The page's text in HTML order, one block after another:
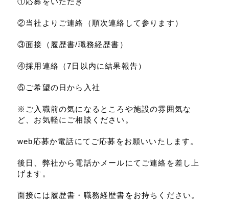
②当社よりご連絡（順次連絡して参ります）
③面接（履歴書/職務経歴書）
④採用連絡（7日以内に結果報告）
⑤ご希望の日から入社
※ご入職前の気になるところや施設の雰囲気な
ど、お気軽にご相談ください。
web応募か電話にてご応募をお願いいたします。
後日、弊社から電話かメールにてご連絡を差し上
げます。
面接には履歴書・職務経歴書をお持ちください。